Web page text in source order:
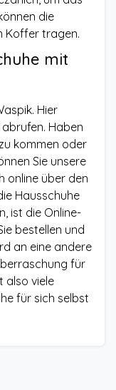
die
Koffer tragen.
mit
Hier
Haben
kommen oder
Sie unsere
online über den
Hausschuhe
ist die Online-
bestellen und
an eine andere
für
also viele
für sich selbst